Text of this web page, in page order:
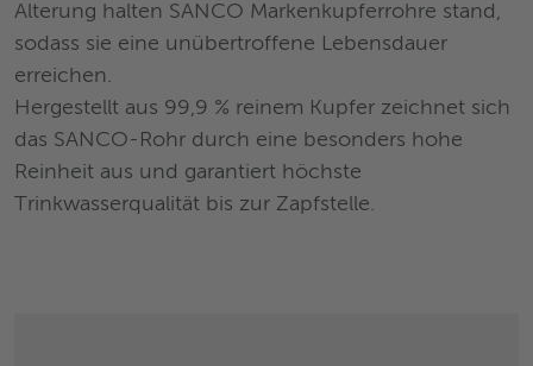
Alterung halten SANCO Markenkupferrohre stand,
sodass sie eine unübertroffene Lebensdauer
erreichen.
Hergestellt aus 99,9 % reinem Kupfer zeichnet sich
das SANCO-Rohr durch eine besonders hohe
Reinheit aus und garantiert höchste
Trinkwasserqualität bis zur Zapfstelle.